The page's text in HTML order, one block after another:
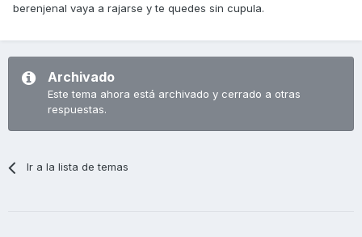
berenjenal vaya a rajarse y te quedes sin cupula.
Archivado
Este tema ahora está archivado y cerrado a otras
respuestas.
Ir a la lista de temas